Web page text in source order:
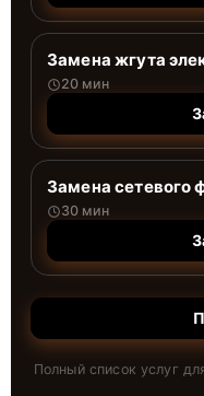
Замена жгута
20 мин
Замена сетевого
30 мин
Полный список услуг